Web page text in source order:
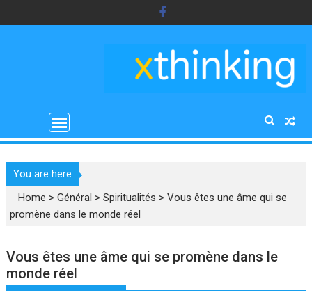
to
You are here
Home >Général >Spiritualités >Vous êtes une âme qui se
promène dans le monde réel
Vous êtes une âme qui se promène dans le
monde réel